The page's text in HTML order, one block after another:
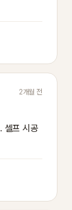
2개월 전
셀프 시공